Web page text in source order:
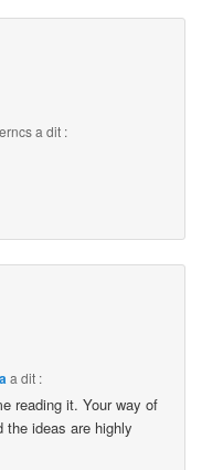
a dit :
a dit :
reading it. Your way of
the ideas are highly